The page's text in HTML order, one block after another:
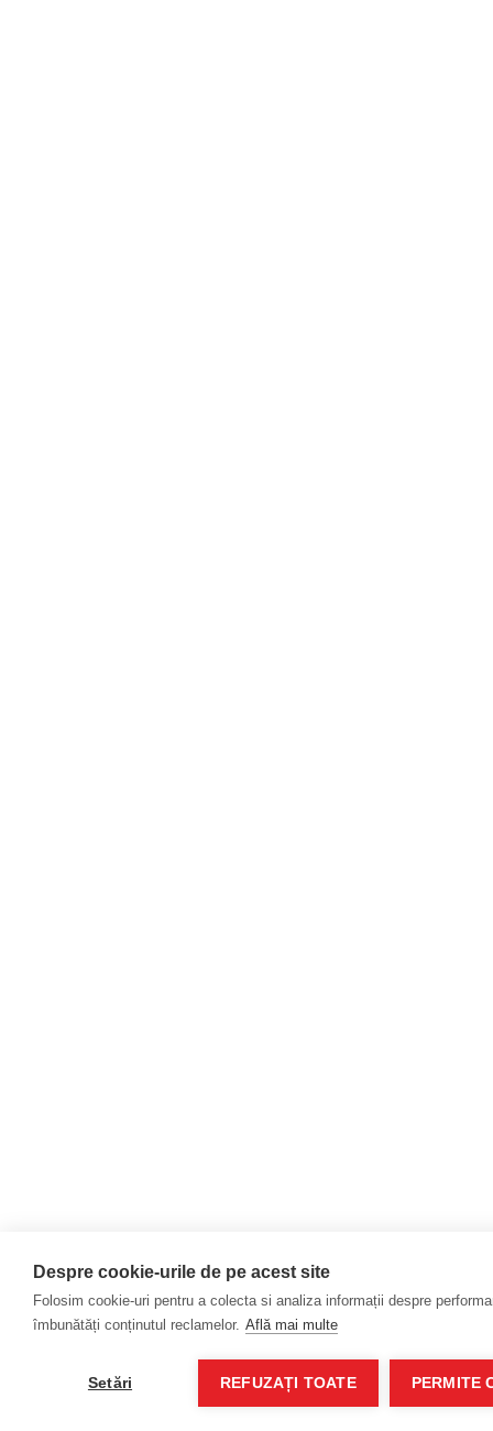
Despre cookie-urile de pe acest site
Folosim cookie-uri pentru a colecta si analiza informații despre
îmbunătăți conținutul reclamelor. Află mai multe
Setări REFUZAȚI TOATE PERMITE